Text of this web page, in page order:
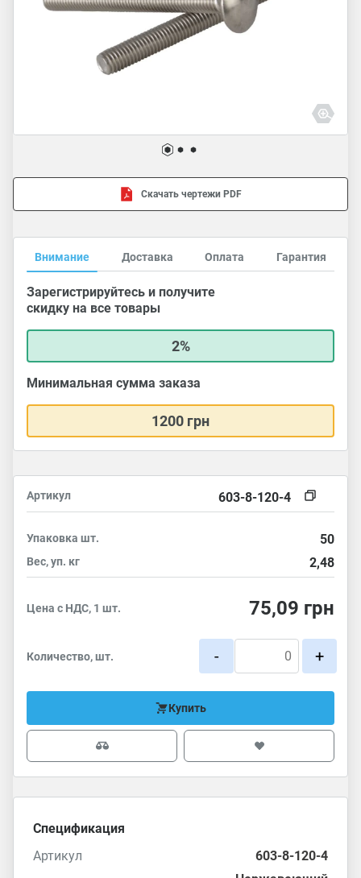
Скачать чертежи PDF
Внимание Доставка Оплата Гарантия
Зарегистрируйтесь и получите
скидку на все товары
2%
Минимальная сумма заказа
1200 грн
Артикул 603-8-120-4
Упаковка шт. 50
Вес, уп. кг 2,48
Цена с НДС, 1 шт. 75,09 грн
Количество, шт. - +
Купить
Спецификация
Артикул
603-8-120-4